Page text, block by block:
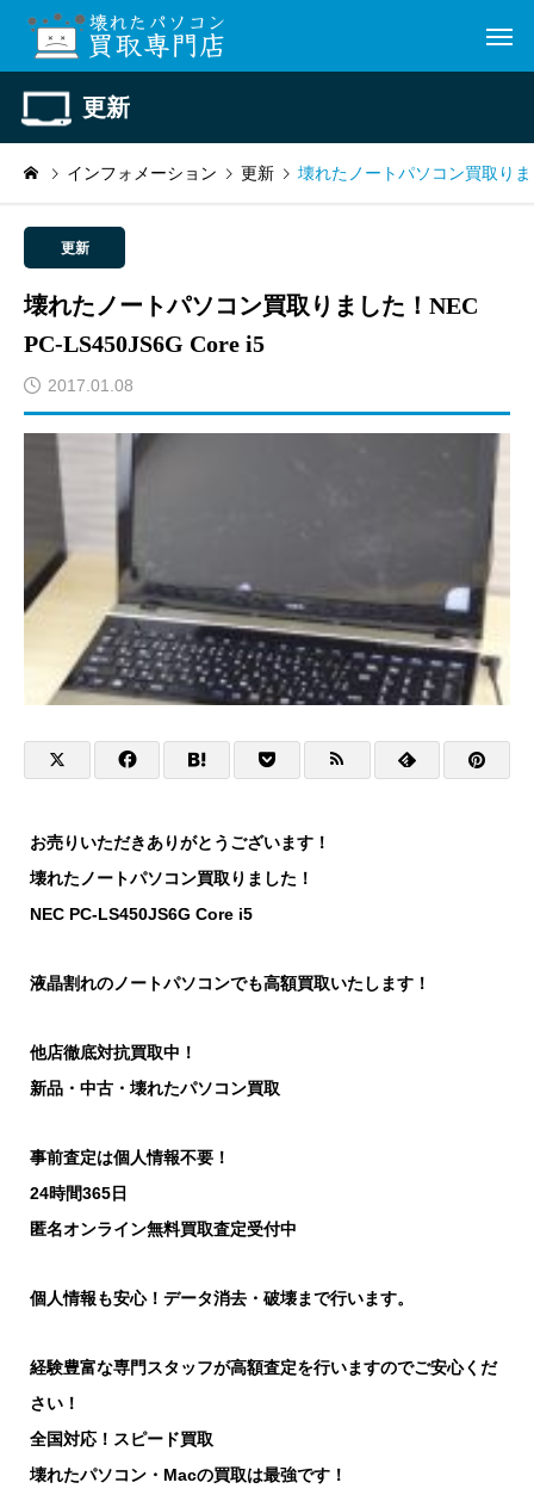
更新
インフォメーション 更新 壊れたノートパソコン買取り
更新
壊れたノートパソコン買取りました！NEC
PC-LS450JS6G Core i5
2017.01.08
お売りいただきありがとうございます！
壊れたノートパソコン買取りました！
NEC PC-LS450JS6G Core i5
液晶割れのノートパソコンでも高額買取いたします！
他店徹底対抗買取中！
新品・中古・壊れたパソコン買取
事前査定は個人情報不要！
24時間365日
匿名オンライン無料買取査定受付中
個人情報も安心！データ消去・破壊まで行います。
経験豊富な専門スタッフが高額査定を行いますのでご安心くだ
さい！
全国対応！スピード買取
壊れたパソコン・Macの買取は最強です！